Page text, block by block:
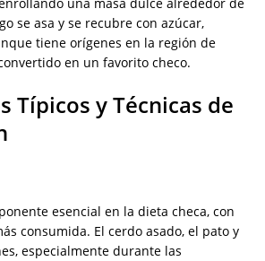
se asa y se recubre con azúcar,
tiene orígenes en la región de
en un favorito checo.
Típicos y Técnicas de
esencial en la dieta checa, con
consumida. El cerdo asado, el pato y
especialmente durante las